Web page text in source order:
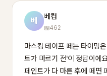
베 베컴
462
마스킹 테이프 떼는 타이밍
트가 마르기 전'이 정답이에
페인트가 다 마른 후에 떼면